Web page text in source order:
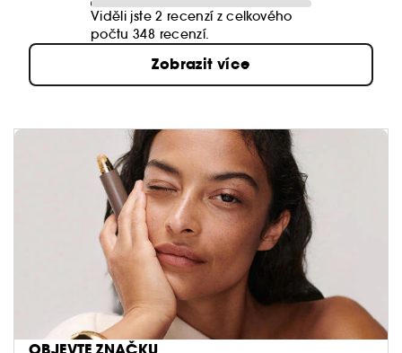
Viděli jste 2 recenzí z celkového
počtu 348 recenzí.
Zobrazit více